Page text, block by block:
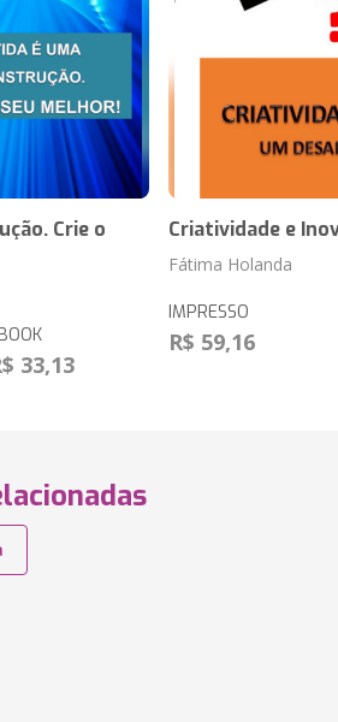
Crie o
33,13
Criatividade e
Fátima Holanda
IMPRESSO
R$ 59,16